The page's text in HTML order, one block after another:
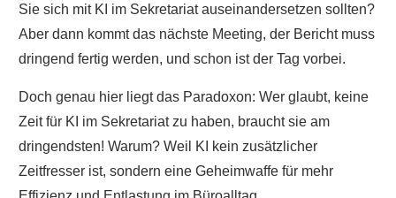
Sie sich mit KI im Sekretariat auseinandersetzen sollten?
Aber dann kommt das nächste Meeting, der Bericht muss
dringend fertig werden, und schon ist der Tag vorbei.
Doch genau hier liegt das Paradoxon: Wer glaubt, keine
Zeit für KI im Sekretariat zu haben, braucht sie am
dringendsten! Warum? Weil KI kein zusätzlicher
Zeitfresser ist, sondern eine Geheimwaffe für mehr